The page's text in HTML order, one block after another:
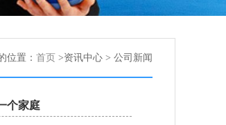
位置： 首页 >资讯中心 > 公司新闻
个家庭